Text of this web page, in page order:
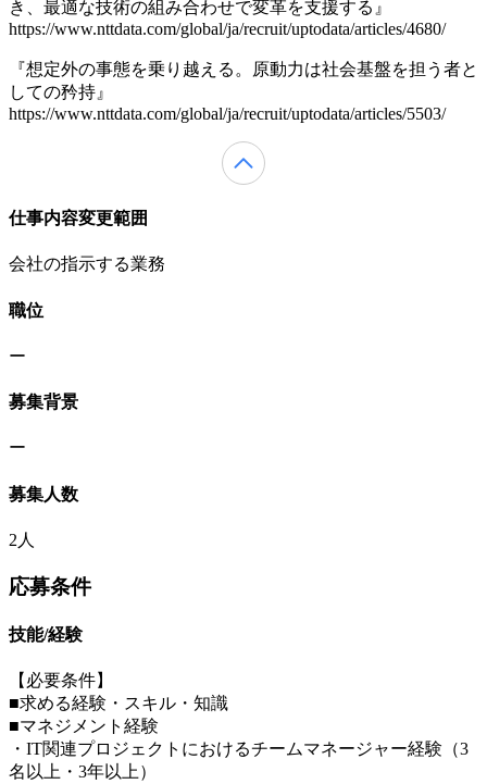
き、最適な技術の組み合わせで変革を支援する』
https://www.nttdata.com/global/ja/recruit/uptodata/articles/4680/
『想定外の事態を乗り越える。原動力は社会基盤を担う者と
しての矜持』
https://www.nttdata.com/global/ja/recruit/uptodata/articles/5503/
仕事内容変更範囲
会社の指示する業務
職位
ー
募集背景
ー
募集人数
2人
応募条件
技能/経験
【必要条件】
■求める経験・スキル・知識
■マネジメント経験
・IT関連プロジェクトにおけるチームマネージャー経験（3
名以上・3年以上）